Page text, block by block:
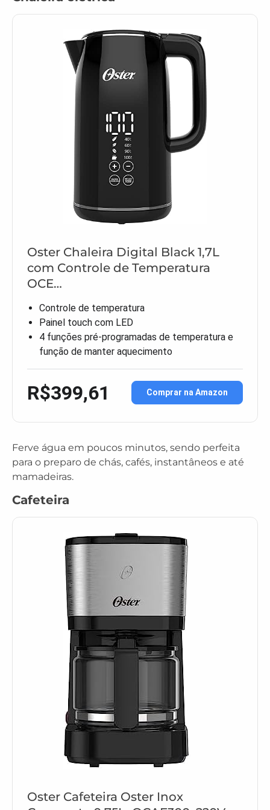
Oster Chaleira Digital Black 1,7L
com Controle de Temperatura
OCE…
Controle de temperatura
Painel touch com LED
4 funções pré-programadas de temperatura e
função de manter aquecimento
R$399,61 Comprar na Amazon
Ferve água em poucos minutos, sendo perfeita
para o preparo de chás, cafés, instantâneos e até
mamadeiras.
Cafeteira
Oster Cafeteira Oster Inox